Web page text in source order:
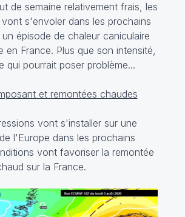
de semaine relativement frais, les
s'envoler dans les prochains
épisode de chaleur caniculaire
en France. Plus que son intensité,
qui pourrait poser problème...
et remontées chaudes
vont s'installer sur une
l'Europe dans les prochains
vont favoriser la remontée
sur la France.